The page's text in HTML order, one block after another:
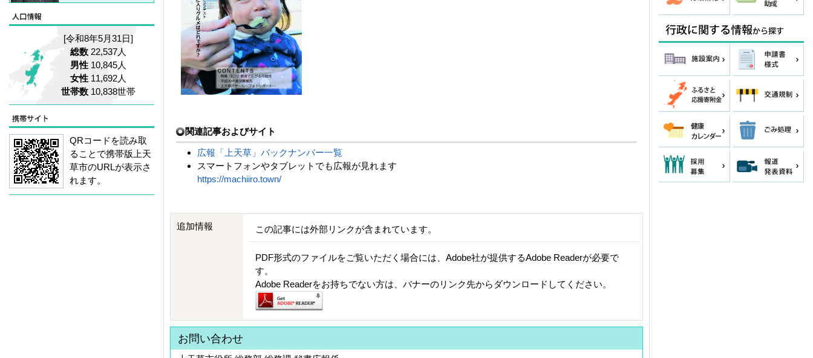
関連記事およびサイト
広報「上天草」バックナンバー一覧
スマートフォンやタブレットでも広報が見れます
https://machiiro.town/
追加情報 この記事には外部リンクが含まれています。
PDF形式のファイルをご覧いただく場合には、Adobe社が提供するAdobe Readerが必要で
す。
Adobe Readerをお持ちでない方は、バナーのリンク先からダウンロードしてください。
お問い合わせ
[令和8年5月31日]
総数 22,537人
男性 10,845人
女性 11,692人
世帯数 10,838世帯
QRコードを読み取
ることで携帯版上天
草市のURLが表示さ
れます。